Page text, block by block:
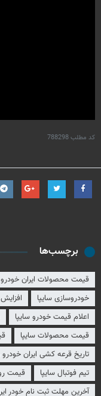
کد مطلب788298
برچسب‌ها
قیمت محصولات ایران خودرو
خودروسازی سایپا
اعلام قیمت خودرو سایپا
قیمت محصولات سایپا
تاریخ قرعه کشی ایران خودرو
تیم فوتبال سایپا
قیمت
آخرین مهلت ثبت نام خودر